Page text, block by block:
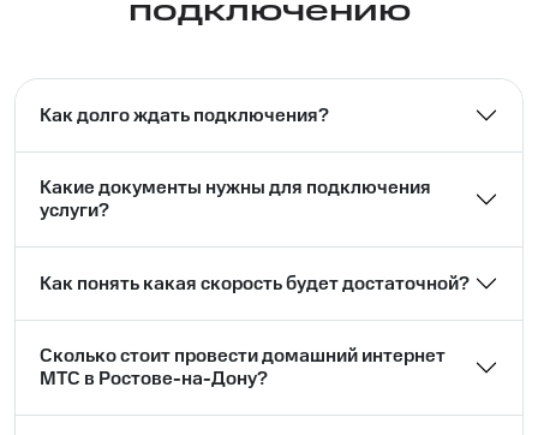
подключению
Как долго ждать подключения?
Какие документы нужны для подключения
услуги?
Как понять какая скорость будет достаточной?
Сколько стоит провести домашний интернет
МТС в Ростове-на-Дону?